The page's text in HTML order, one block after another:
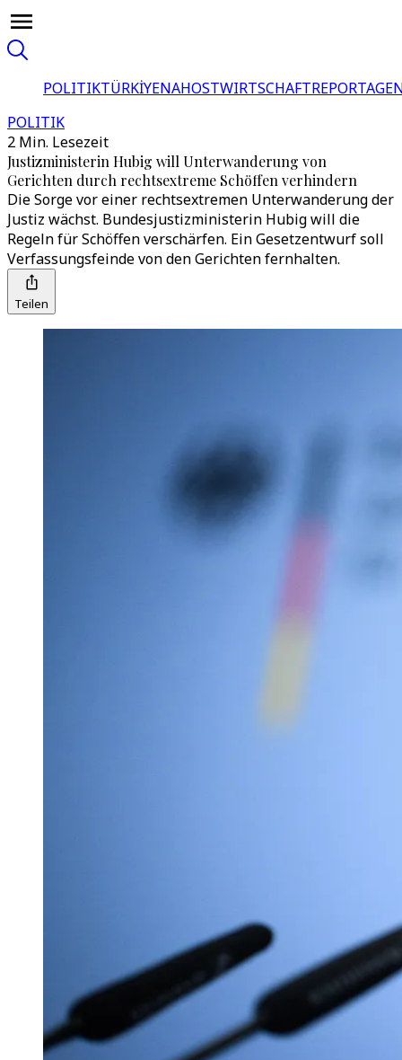
POLITIKTÜRKİYENAHOSTWIRTSCHAFT
POLITIK
2 Min. Lesezeit
Justizministerin Hubig will Unterwanderung von
Gerichten durch rechtsextreme Schöffen verhindern
Die Sorge vor einer rechtsextremen Unterwanderung der
Justiz wächst. Bundesjustizministerin Hubig will die
Regeln für Schöffen verschärfen. Ein Gesetzentwurf soll
Verfassungsfeinde von den Gerichten fernhalten.
Teilen